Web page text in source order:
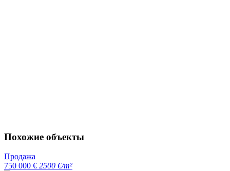
Похожие объекты
Продажа
750 000 € 2500 €/m²